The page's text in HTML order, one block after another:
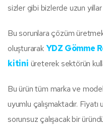
sizler gibi bizlerde uzun yıllar
Bu sorunlara çözüm üretmek
oluşturarakYDZ Gömme
kitini üreterek sektörün
Bu ürün tüm marka ve
uyumlu çalışmaktadır.
sorunsuz çalışacak bir